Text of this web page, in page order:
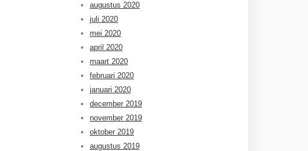
augustus 2020
juli 2020
mei 2020
april 2020
maart 2020
februari 2020
januari 2020
december 2019
november 2019
oktober 2019
augustus 2019